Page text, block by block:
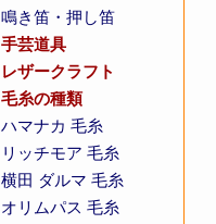
鳴き笛・押し笛
手芸道具
レザークラフト
毛糸の種類
ハマナカ 毛糸
リッチモア 毛糸
横田 ダルマ 毛糸
オリムパス 毛糸